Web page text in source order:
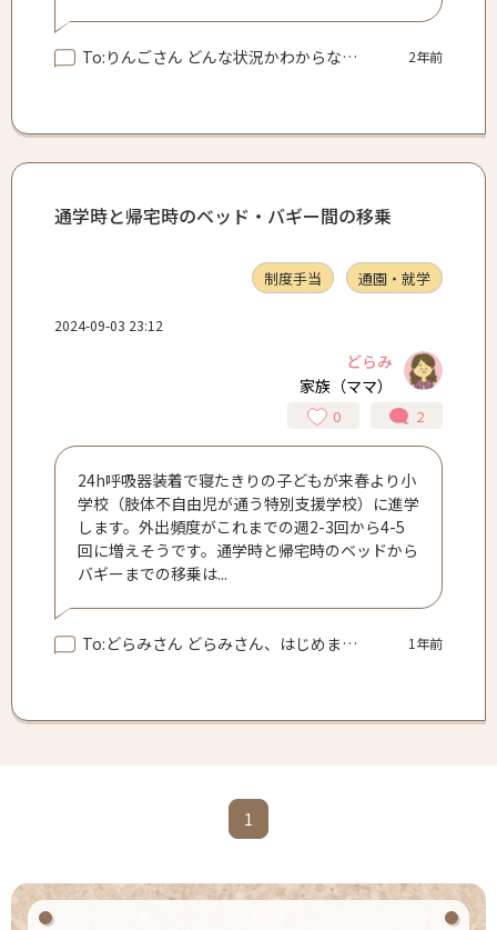
To:りんごさん どんな状況かわからないので詳しく言えませんが思ってる以上にしんどかったです。 お母様が少しの間休める方法だったりリラックスできる方法を考えておいたりご自身が体調を崩した時に見てもらえる場所や子どもが体調を崩した時すぐに対処できる方法などあらかじめ決めておくと焦らないかもしれません。 当たり前のことしか書けずにすみません 2年前
通学時と帰宅時のベッド・バギー間の移乗
制度手当 通園・就学
2024-09-03 23:12
どらみ
家族（ママ）
0 2
24h呼吸器装着で寝たきりの子どもが来春より小
学校（肢体不自由児が通う特別支援学校）に進学
します。外出頻度がこれまでの週2-3回から4-5
回に増えそうです。通学時と帰宅時のベッドから
バギーまでの移乗は...
To:どらみさん どらみさん、はじめまして。 呼吸器あり小2の母です。まずは事業所にご相談されるのが良いかと思います。 我が家は小学校入学前に電動ベッドを導入しました。週5日、登下校時に母ひとりでバギーに移乗しています。ベッドの高さを上げるだけでも移乗はかなり楽になりました。子どもは今17kgほどですが、これからもっと大きくなるとリフトを使ったりするのかな、などと考えています。 ご参考になれば幸いです。 1年前
1